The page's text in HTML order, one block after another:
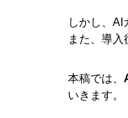
しかし、AI
また、導入
本稿では、
いきます。